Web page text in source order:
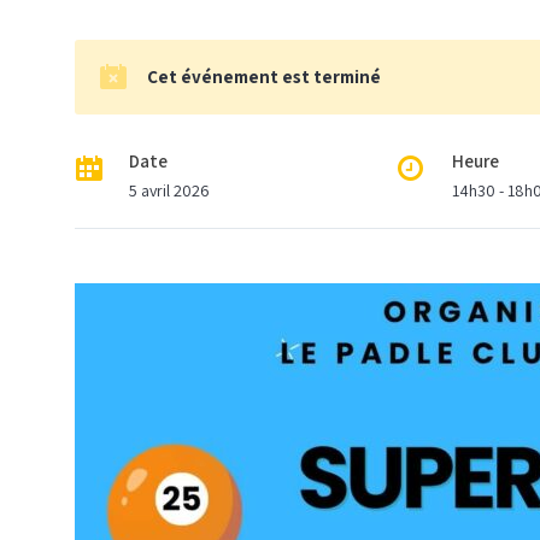
Cet événement est terminé
Date
5 avril 2026
Heure
14h30 -